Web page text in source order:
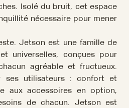
Isolé du bruit, cet espace
nécessaire pour mener
Jetson est une famille de
universelles, conçues pour
agréable et fructueux.
ses utilisateurs : confort et
aux accessoires en option,
de chacun. Jetson est